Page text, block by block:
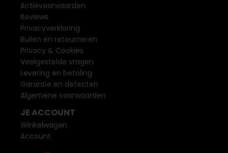
Actievoorwaarden
Reviews
Privacyverklaring
Ruilen en retourneren
Privacy & Cookies
Veelgestelde vragen
Levering en betaling
Garantie en defecten
Algemene voorwaarden
JE ACCOUNT
Winkelwagen
Account